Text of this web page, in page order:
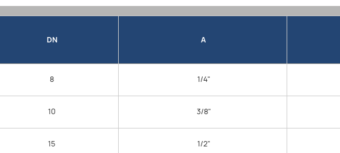
DN A
8 1/4"
10 3/8"
15 1/2"